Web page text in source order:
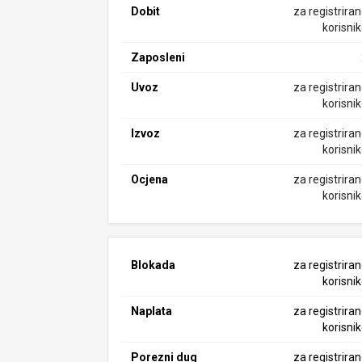
Dobit
za
Zaposleni
Uvoz
za
Izvoz
za
Ocjena
za
Blokada
za
Naplata
za
Porezni dug
za